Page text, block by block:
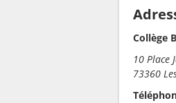
Collège
10 Place
73360